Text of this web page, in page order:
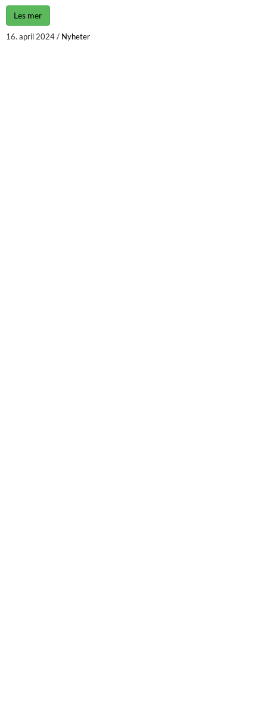
Les mer
16. april 2024/ Nyheter